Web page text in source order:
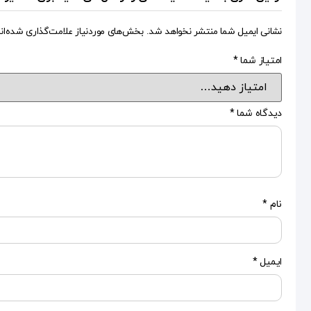
نشانی ایمیل شما منتشر نخواهد شد. بخش‌های موردنیاز علامت‌گذاری
امتیاز شما*
دیدگاه شما*
نام *
ایمیل*